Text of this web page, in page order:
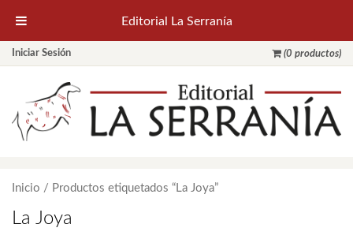
Iniciar Sesión (0 productos)
Inicio / Productos etiquetados “La Joya”
La Joya
Editorial La Serranía